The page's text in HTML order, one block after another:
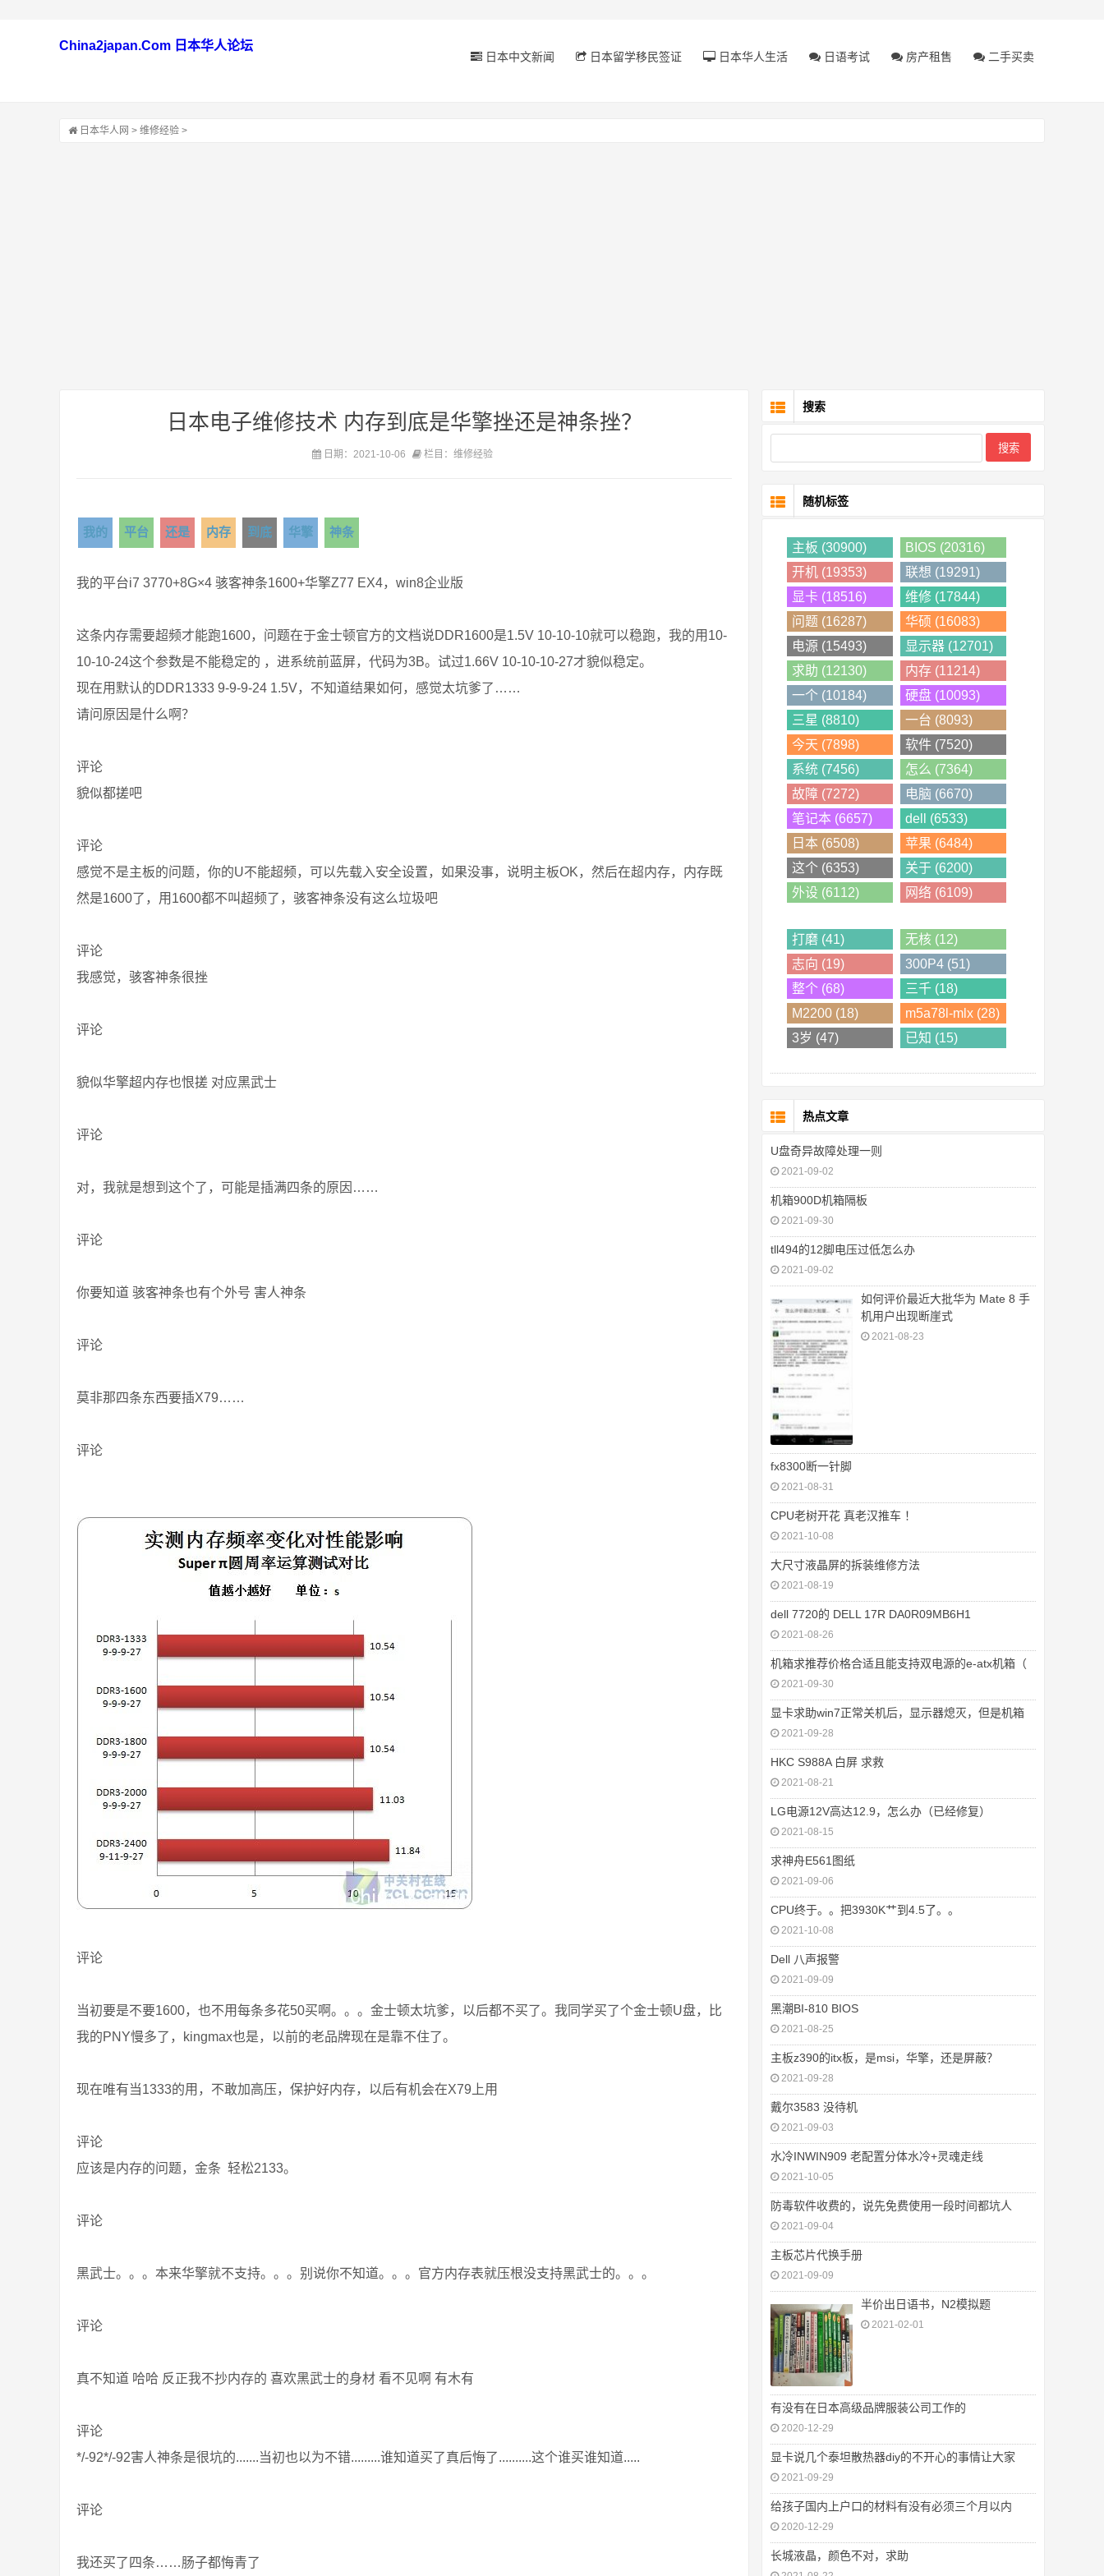
China2japan.Com 日本华人论坛
日本中文新闻 日本留学移民签证 日本华人生活 日语考试 房产租售 二手买卖
日本华人网 > 维修经验 >
日本电子维修技术 内存到底是华擎挫还是神条挫？
日期：2021-10-06 栏目：维修经验
我的 平台 还是 内存 到底 华擎 神条
我的平台i7 3770+8G×4 骇客神条1600+华擎Z77 EX4，win8企业版
这条内存需要超频才能跑1600，问题在于金士顿官方的文档说DDR1600是1.5V 10-10-10就可以稳跑，我的用10-
10-10-24这个参数是不能稳定的 ，进系统前蓝屏，代码为3B。试过1.66V 10-10-10-27才貌似稳定。
现在用默认的DDR1333 9-9-9-24 1.5V，不知道结果如何，感觉太坑爹了……
请问原因是什么啊？
评论
貌似都搓吧
评论
感觉不是主板的问题，你的U不能超频，可以先载入安全设置，如果没事，说明主板OK，然后在超内存，内存既
然是1600了，用1600都不叫超频了，骇客神条没有这么垃圾吧
评论
我感觉，骇客神条很挫
评论
貌似华擎超内存也恨搓 对应黑武士
评论
对，我就是想到这个了，可能是插满四条的原因……
评论
你要知道 骇客神条也有个外号 害人神条
评论
莫非那四条东西要插X79……
评论
评论
当初要是不要1600，也不用每条多花50买啊。。。金士顿太坑爹，以后都不买了。我同学买了个金士顿U盘，比
我的PNY慢多了，kingmax也是，以前的老品牌现在是靠不住了。
现在唯有当1333的用，不敢加高压，保护好内存，以后有机会在X79上用
评论
应该是内存的问题，金条 轻松2133。
评论
黑武士。。。本来华擎就不支持。。。别说你不知道。。。官方内存表就压根没支持黑武士的。。。
评论
真不知道 哈哈 反正我不抄内存的 喜欢黑武士的身材 看不见啊 有木有
评论
*/-92*/-92害人神条是很坑的.......当初也以为不错.........谁知道买了真后悔了..........这个谁买谁知道.....
评论
我还买了四条……肠子都悔青了
搜索
随机标签
主板 (30900)
BIOS (20316)
开机 (19353)
联想 (19291)
显卡 (18516)
维修 (17844)
问题 (16287)
华硕 (16083)
电源 (15493)
显示器 (12701)
求助 (12130)
内存 (11214)
一个 (10184)
硬盘 (10093)
三星 (8810)
一台 (8093)
今天 (7898)
软件 (7520)
系统 (7456)
怎么 (7364)
故障 (7272)
电脑 (6670)
笔记本 (6657)
dell (6533)
日本 (6508)
苹果 (6484)
这个 (6353)
关于 (6200)
外设 (6112)
网络 (6109)
打磨 (41)
无核 (12)
志向 (19)
300P4 (51)
整个 (68)
三千 (18)
M2200 (18)
m5a78l-mlx (28)
3岁 (47)
已知 (15)
热点文章
U盘奇异故障处理一则
2021-09-02
机箱900D机箱隔板
2021-09-30
tll494的12脚电压过低怎么办
2021-09-02
如何评价最近大批华为 Mate 8 手
机用户出现断崖式
2021-08-23
fx8300断一针脚
2021-08-31
CPU老树开花 真老汉推车 ！
2021-10-08
大尺寸液晶屏的拆装维修方法
2021-08-19
dell 7720的 DELL 17R DA0R09MB6H1
2021-08-26
机箱求推荐价格合适且能支持双电源的e-atx机箱（
2021-09-30
显卡求助win7正常关机后，显示器熄灭，但是机箱
2021-09-28
HKC S988A 白屏 求救
2021-08-21
LG电源12V高达12.9，怎么办（已经修复）
2021-08-15
求神舟E561图纸
2021-09-06
CPU终于。。把3930K艹到4.5了。。
2021-10-08
Dell 八声报警
2021-09-09
黑潮BI-810 BIOS
2021-08-25
主板z390的itx板，是msi，华擎，还是屏蔽？
2021-09-28
戴尔3583 没待机
2021-09-03
水冷INWIN909 老配置分体水冷+灵魂走线
2021-10-05
防毒软件收费的，说先免费使用一段时间都坑人
2021-09-04
主板芯片代换手册
2021-09-09
半价出日语书，N2模拟题
2021-02-01
有没有在日本高级品牌服装公司工作的
2020-12-29
显卡说几个泰坦散热器diy的不开心的事情让大家
2021-09-29
给孩子国内上户口的材料有没有必须三个月以内
2020-12-29
长城液晶，颜色不对，求助